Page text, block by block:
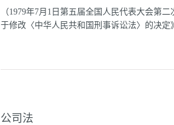
坏，形成流沙及沙土裸露的过程。本法所称
务院批准的全国防沙治沙规划确定。第三条
结合；（四）遵循生态规律，依靠科技进步
（1979年7月1日第五届全国人民代表大会第
于修改〈中华人民共和国刑事诉讼法〉的决
第二章 侦查第一节 一般规定第二节 讯
公司法